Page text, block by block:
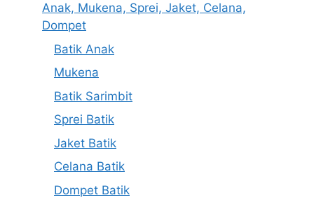
Anak, Mukena, Sprei, Jaket, Celana,
Dompet
Batik Anak
Mukena
Batik Sarimbit
Sprei Batik
Jaket Batik
Celana Batik
Dompet Batik